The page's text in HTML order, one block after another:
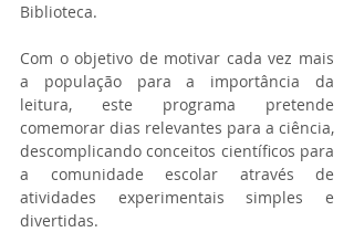
Biblioteca.
Com o objetivo de motivar cada vez mais
a população para a importância da
leitura, este programa pretende
comemorar dias relevantes para a ciência,
descomplicando conceitos científicos para
a comunidade escolar através de
atividades experimentais simples e
divertidas.